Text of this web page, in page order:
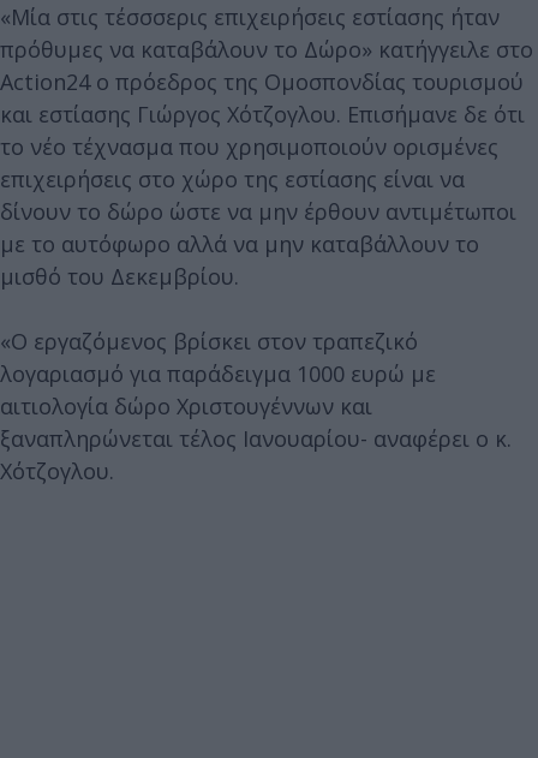
«Μία στις τέσσσερις επιχειρήσεις εστίασης ήταν
πρόθυμες να καταβάλουν το Δώρο» κατήγγειλε στο
Action24 ο πρόεδρος της Ομοσπονδίας τουρισμού
και εστίασης Γιώργος Χότζογλου. Επισήμανε δε ότι
το νέο τέχνασμα που χρησιμοποιούν ορισμένες
επιχειρήσεις στο χώρο της εστίασης είναι να
δίνουν το δώρο ώστε να μην έρθουν αντιμέτωποι
με το αυτόφωρο αλλά να μην καταβάλλουν το
μισθό του Δεκεμβρίου.
«Ο εργαζόμενος βρίσκει στον τραπεζικό
λογαριασμό για παράδειγμα 1000 ευρώ με
αιτιολογία δώρο Χριστουγέννων και
ξαναπληρώνεται τέλος Ιανουαρίου- αναφέρει ο κ.
Χότζογλου.